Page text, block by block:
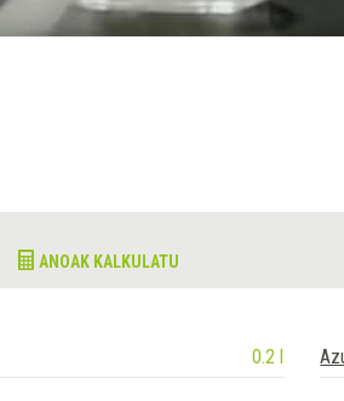
ANOAK KALKULATU
0.2 l